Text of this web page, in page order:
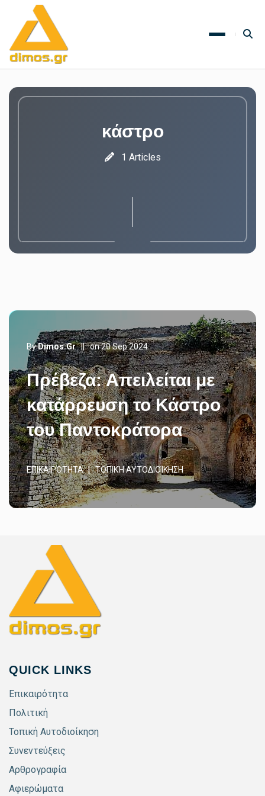
κάστρο
1 Articles
ByDimos.gr||on 20 Sep 2024
Πρέβεζα: Απειλείται με
κατάρρευση το Κάστρο
του Παντοκράτορα
ΕΠΙΚΑΙΡΌΤΗΤΑ ΤΟΠΙΚΉ ΑΥΤΟΔΙΟΊΚΗΣΗ
QUICK LINKS
Επικαιρότητα
Πολιτική
Τοπική Αυτοδιοίκηση
Συνεντεύξεις
Αρθρογραφία
Αφιερώματα